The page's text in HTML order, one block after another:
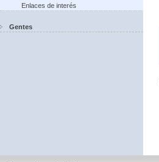
Enlaces de interés
Gentes